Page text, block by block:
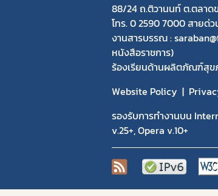
88/24 ถ.ติวานนท์ ต.ตลาด
โทร. 0 2590 7000 สายด่ว
งานสารบรรณ :
หนังสือราชการ)
ร้องเรียนด้านผลิตภัณฑ์สุข
Website Policy
รองรับการทำงานบน
v.25+, Opera v.10+